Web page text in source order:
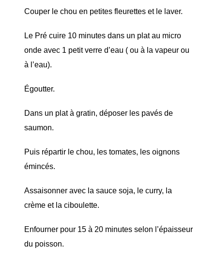
Couper le chou en petites fleurettes et le laver.
Le Pré cuire 10 minutes dans un plat au micro
onde avec 1 petit verre d’eau ( ou à la vapeur ou
à l’eau).
Égoutter.
Dans un plat à gratin, déposer les pavés de
saumon.
Puis répartir le chou, les tomates, les oignons
émincés.
Assaisonner avec la sauce soja, le curry, la
crème et la ciboulette.
Enfourner pour 15 à 20 minutes selon l’épaisseur
du poisson.